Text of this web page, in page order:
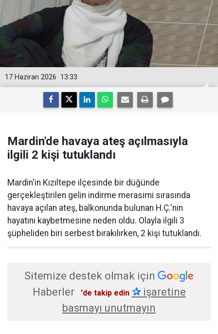
13:33
17 Haziran 2026
Mardin'de havaya ateş açılmasıyla
ilgili 2 kişi tutuklandı
Mardin'in Kızıltepe ilçesinde bir düğünde
gerçekleştirilen gelin indirme merasimi sırasında
havaya açılan ateş, balkonunda bulunan H.Ç.'nin
hayatını kaybetmesine neden oldu. Olayla ilgili 3
şüpheliden biri serbest bırakılırken, 2 kişi tutuklandı.
Sitemize destek olmak için
Haberler
'de takip edin ✰işaretine
basmayı unutmayın